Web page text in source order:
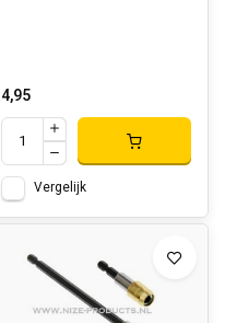
4,95
Vergelijk